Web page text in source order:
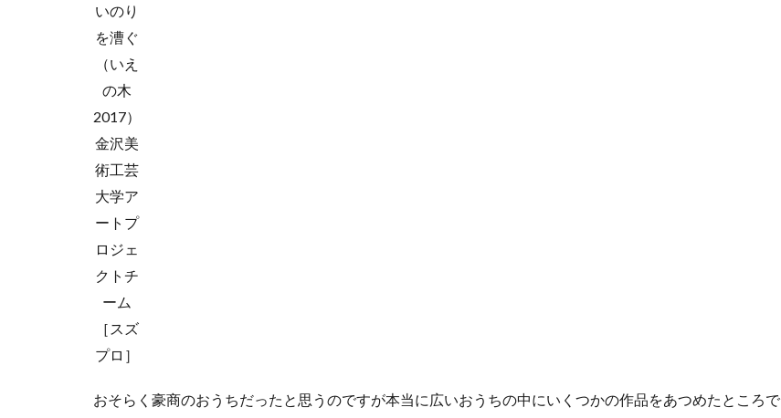
いのり
を漕ぐ
（いえ
の木
2017）
金沢美
術工芸
大学ア
ートプ
ロジェ
クトチ
ーム
［スズ
プロ］
おそらく豪商のおうちだったと思うのですが本当に広いおうちの中にいくつかの作品をあつめたところで